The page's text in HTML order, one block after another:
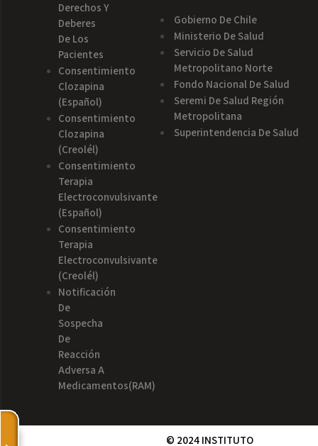
Derechos Y
Deberes
De Los
Pacientes
Consentimiento
Clozapina
(español)
Consentimiento
Clozapina
(creolél)
Consentimiento
Terapia
Electroconvulsivante
(español)
Consentimiento
Terapia
Electroconvulsivante
(creolél)
Notificación
De
Sospecha
De
Reacción
Adversa A
Medicamentos(RAM)
Gobierno De Chile
Ministerio De Salud
Servicio De Salud
Metropolitano Norte
Fondo Nacional De Salud
Seremi De Salud Región
Metropolitana
Superintendencia De Salud
© 2024 INSTITUTO